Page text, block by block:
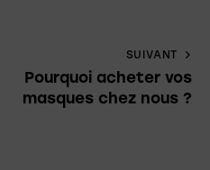
SUIVANT
Pourquoi acheter vos
masques chez nous ?